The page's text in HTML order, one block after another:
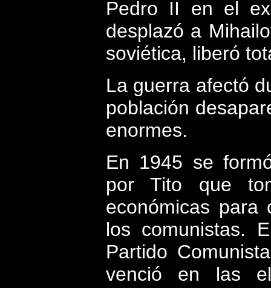
Pedro II en el
desplazó a
soviética, liberó
La guerra afectó
población
enormes.
En 1945 se
por Tito que
económicas para
los comunistas.
Partido
venció en las